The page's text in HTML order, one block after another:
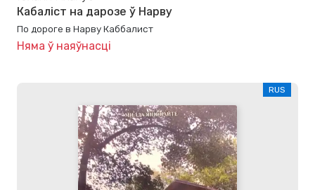
Кабаліст на дарозе ў Нарву
По дороге в Нарву Каббалист
Няма ў наяўнасці
RUS